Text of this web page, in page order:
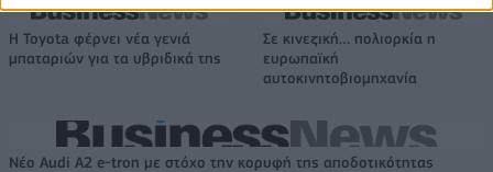
Η Toyota φέρνει νέα γενιά
μπαταριών για τα υβριδικά της
Σε κινεζική… πολιορκία η
ευρωπαϊκή
αυτοκινητοβιομηχανία
Νέο Audi A2 e-tron με στόχο την κορυφή της αποδοτικότητας